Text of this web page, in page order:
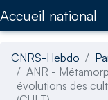
Accueil national
CNRS-Hebdo
ANR -
évolutions des